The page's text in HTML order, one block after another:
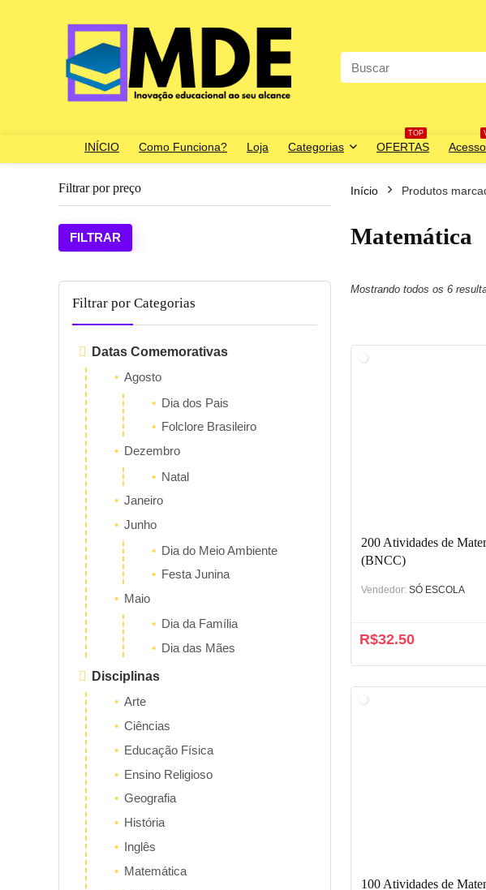
Search
for:
INÍCIO Como Funciona? Loja Categorias
TOP
OFERTAS
Filtrar por preço
Preço
Preço
FILTRAR
Filtrar por Categorias
Datas Comemorativas
Agosto
Dia dos Pais
Folclore Brasileiro
Dezembro
Natal
Janeiro
Junho
Dia do Meio Ambiente
Festa Junina
Maio
Dia da Família
Dia das Mães
Disciplinas
Arte
Ciências
Educação Física
Ensino Religioso
Geografia
História
Inglês
Matemática
Início Produtos
Matemática
Mostrando todos os 6
200 Atividades de
(BNCC)
Vendedor: SÓ ESCOLA
R$32.50
100 Atividades de